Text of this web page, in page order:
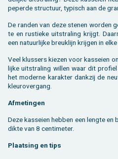
pe­per­de struc­tuur, ty­pisch aan de
De ran­den van deze ste­nen wor­den
te en rus­tie­ke uit­stra­ling krijgt.
een na­tuur­lij­ke breuk­lijn krij­gen in
Veel klus­sers kie­zen voor kas­sei­en
lij­ke uit­stra­ling wil­len waar dit
het mo­der­ne ka­rak­ter dank­zij de
kleu­ro­ver­gang.
Af­me­tin­gen
Deze kas­sei­en heb­ben een leng­te
dikte van 8 cen­ti­me­ter.
Plaat­sing en tips